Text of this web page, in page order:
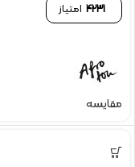
4231 امتیاز
مقایسه